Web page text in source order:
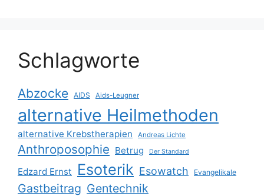
Schlagworte
Abzocke AIDS Aids-Leugner
alternative Heilmethoden
alternative Krebstherapien Andreas Lichte
Anthroposophie Betrug Der Standard
Edzard Ernst Esoterik Esowatch Evangelikale
Gastbeitrag Gentechnik